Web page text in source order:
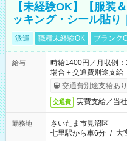
【未経験OK】【服装
ッキング・シール貼り
派遣 職種未経験OK ブランク
給与
時給1400円／月収例
場合＋交通費別途支給
交通費別途支給あり
交通費 実費支給／当
勤務地
さいたま市見沼区
七里駅から車6分 / 大